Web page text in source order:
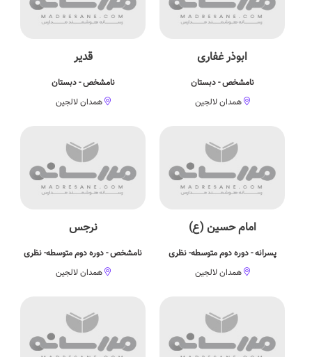
ابوذر غفاری
نامشخص - دبستان
همدان لالجین
قدیر
نامشخص - دبستان
همدان لالجین
امام حسین (ع)
پسرانه - دوره دوم متوسطه- نظری
همدان لالجین
نرجس
نامشخص - دوره دوم متوسطه- نظری
همدان لالجین